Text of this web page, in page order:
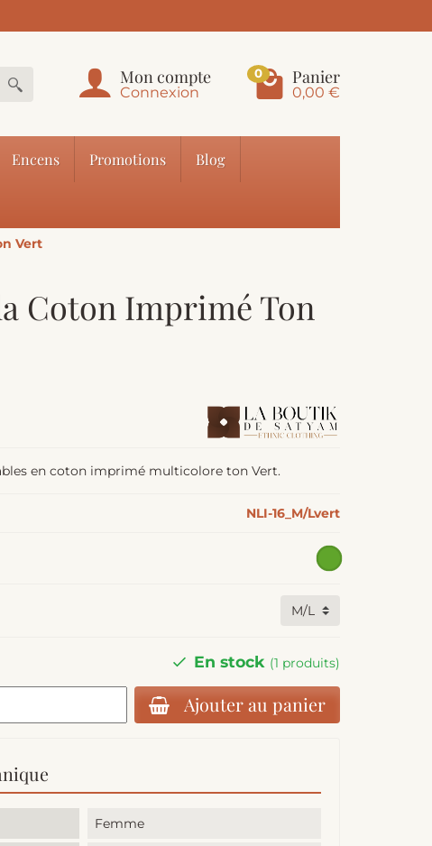
Mon compte
Connexion
0 Panier
0,00 €
Encens Promotions Blog
Vert
Coton Imprimé Ton
en coton imprimé multicolore ton Vert.
NLI-16_M/Lvert
En stock (1 produits)
Ajouter au panier
Femme